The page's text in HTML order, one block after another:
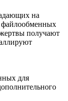
на
файлообменных
получают
для